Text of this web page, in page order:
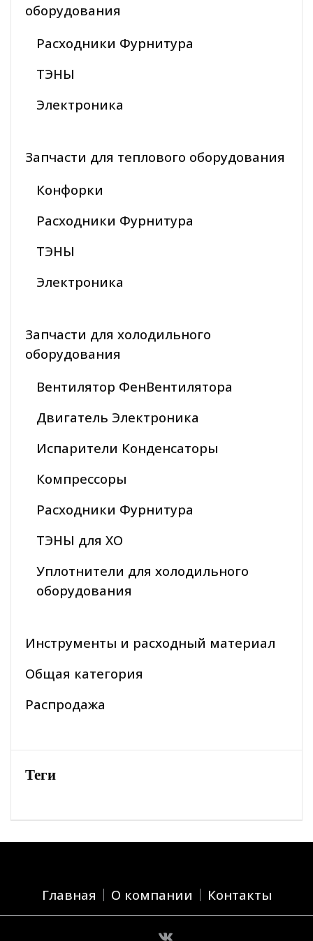
оборудования
Расходники Фурнитура
ТЭНЫ
Электроника
Запчасти для теплового оборудования
Конфорки
Расходники Фурнитура
ТЭНЫ
Электроника
Запчасти для холодильного
оборудования
Вентилятор ФенВентилятора
Двигатель Электроника
Испарители Конденсаторы
Компрессоры
Расходники Фурнитура
ТЭНЫ для ХО
Уплотнители для холодильного
оборудования
Инструменты и расходный материал
Общая категория
Распродажа
Теги
Главная О компании Контакты